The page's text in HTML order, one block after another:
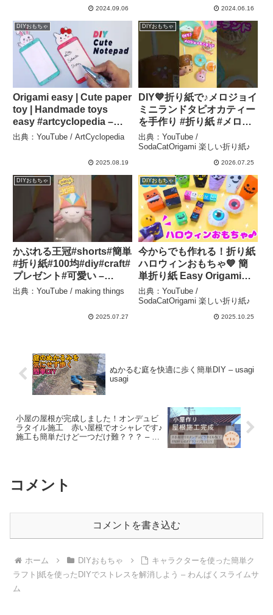
作 – さやっきーのあそびア
トリエ
2024.09.06
#diy #diycraft #diycrafts –
みんなの手作りおもちゃ
Handmade toys for
everyone
2024.06.16
DIYおもちゃ
Origami easy | Cute paper
toy | Handmade toys
easy #artcyclopedia –
ArtCyclopedia
出典：YouTube / ArtCyclopedia
2025.08.19
DIYおもちゃ
DIY💙折り紙で♪メロジョイ
ミニランドタピオカティー
を手作り #折り紙 #メロジ
ョイミニランド #作り方
#mellojoyminiland –
SodaCatOrigami 楽しい折
出典：YouTube /
SodaCatOrigami 楽しい折り紙♪
2026.07.25
DIYおもちゃ
かぶれる王冠#shorts#簡単
#折り紙#100均#diy#craft#
プレゼント#可愛い –
making things
出典：YouTube / making things
2025.07.27
DIYおもちゃ
今からでも作れる！折り紙
ハロウィンおもちゃ💙 簡
単折り紙 Easy Origami
Halloween Toys –
SodaCatOrigami 楽しい折
出典：YouTube /
SodaCatOrigami 楽しい折り紙♪
2025.10.25
ぬかるむ庭を快適に歩く簡単DIY – usagi
usagi
小屋の屋根が完成しました！オンデュビ
ラタイル施工 赤い屋根でオシャレです♪
施工も簡単だけど一つだけ難？？？ – あ
コメント
コメントを書き込む
ホーム DIYおもちゃ
キャラクターを使った簡単ク
ラフト|紙を使ったDIYでストレスを解消しよう – わんぱくスライムサ
ム